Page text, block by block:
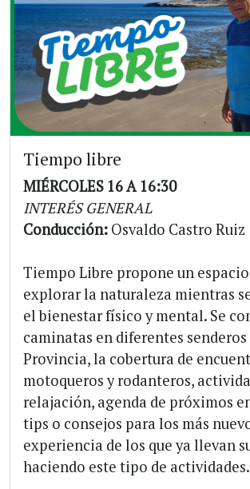
Tiempo libre
MIÉRCOLES 16 A 16:30
INTERÉS GENERAL
Conducción: Osvaldo Castro Ruiz
Tiempo Libre propone un
explorar la naturaleza mientras
el bienestar físico y mental. Se
caminatas en diferentes senderos
Provincia, la cobertura de
motoqueros y rodanteros,
relajación, agenda de próximos
tips o consejos para los más
experiencia de los que ya llevan
haciendo este tipo de actividades.